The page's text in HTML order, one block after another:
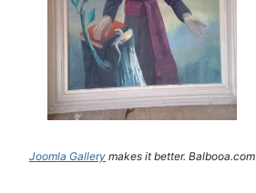
Joomla Gallery makes it better. Balbooa.com